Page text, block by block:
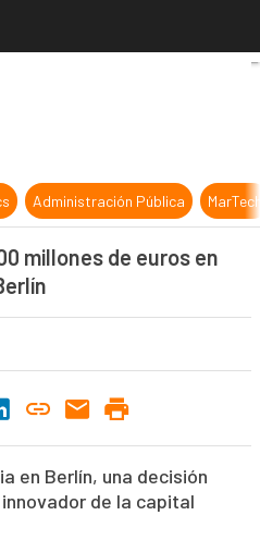
invierte más de 200 millones
Administración Pública
millones de euros en
en Berlín, una decisión
de la capital